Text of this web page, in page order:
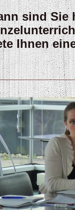
sind Sie
Ihnen